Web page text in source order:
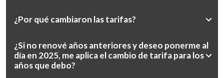
¿Por qué cambiaron las tarifas?
¿Si no renové años anteriores y deseo ponerme al
día en 2025, me aplica el cambio de tarifa para los
años que debo?